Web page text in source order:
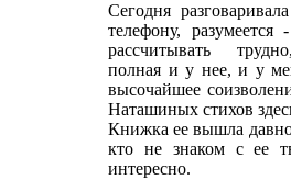
Сегодня
телефону,
рассчитывать
полная и у нее, и у
высочайшее
Наташиных стихов
Книжка ее вышла
кто не знаком с ее
интересно.